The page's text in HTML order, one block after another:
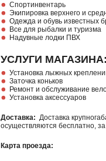
Спортинвентарь
Экипировка верхнего и
Одежда и обувь известных
Все для рыбалки и туризма
Надувные лодки ПВХ
УСЛУГИ
Установка лыжных
Заточка коньков
Ремонт и обслуживание
Установка аксессуаров
Доставка: Доставка
осуществляются бесплатно,
Карта проезда: